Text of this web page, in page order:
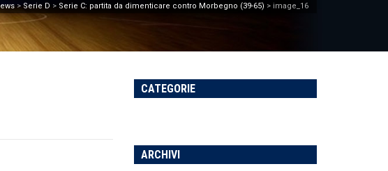
> Serie D > Serie C: partita da dimenticare contro Morbegno (39-65) > image_16
CATEGORIE
ARCHIVI